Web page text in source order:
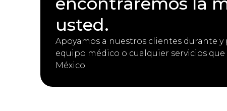
usted.
Apoyamos a nuestros clientes durante
equipo médico o cualquier servicios
México.